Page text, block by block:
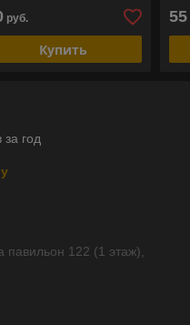
руб.
Купить
55
год
павильон 122 (1 этаж),